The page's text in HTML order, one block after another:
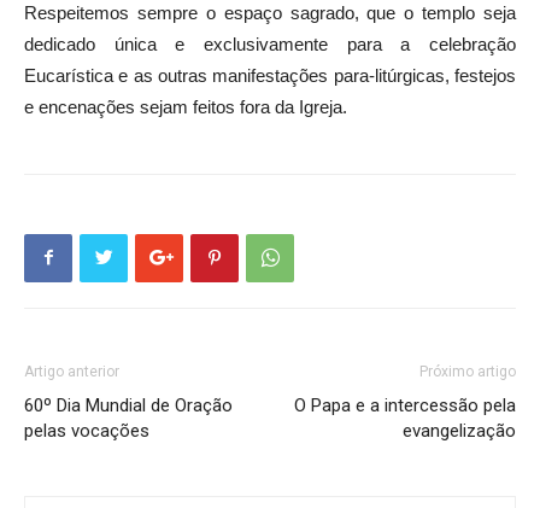
Respeitemos sempre o espaço sagrado, que o templo seja
dedicado única e exclusivamente para a celebração
Eucarística e as outras manifestações para-litúrgicas, festejos
e encenações sejam feitos fora da Igreja.
Artigo anterior
60º Dia Mundial de Oração
pelas vocações
Próximo artigo
O Papa e a intercessão pela
evangelização